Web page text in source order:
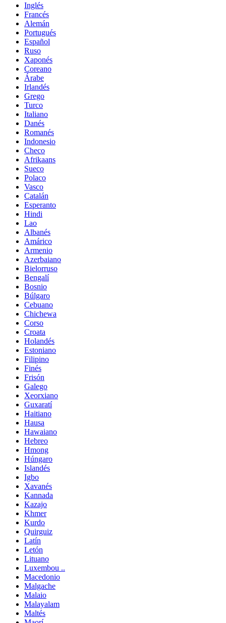
Inglés
Francés
Alemán
Portugués
Español
Ruso
Xaponés
Coreano
Árabe
Irlandés
Grego
Turco
Italiano
Danés
Romanés
Indonesio
Checo
Afrikaans
Sueco
Polaco
Vasco
Catalán
Esperanto
Hindi
Lao
Albanés
Amárico
Armenio
Azerbaiano
Bielorruso
Bengalí
Bosnio
Búlgaro
Cebuano
Chichewa
Corso
Croata
Holandés
Estoniano
Filipino
Finés
Frisón
Galego
Xeorxiano
Guxaratí
Haitiano
Hausa
Hawaiano
Hebreo
Hmong
Húngaro
Islandés
Igbo
Xavanés
Kannada
Kazajo
Khmer
Kurdo
Quirguiz
Latín
Letón
Lituano
Luxembou ..
Macedonio
Malgache
Malaio
Malayalam
Maltés